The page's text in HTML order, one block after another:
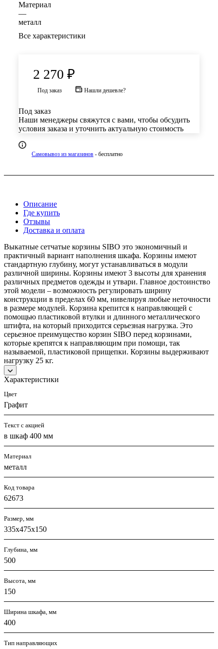
Материал
—
металл
Все характеристики
2 270 ₽
Под заказ Нашли дешевле?
Под заказ
Наши менеджеры свяжутся с вами, чтобы обсудить
условия заказа и уточнить актуальную стоимость
Самовывоз из магазинов - бесплатно
Описание
Где купить
Отзывы
Доставка и оплата
Выкатные сетчатые корзины SIBO это экономичный и
практичный вариант наполнения шкафа. Корзины имеют
стандартную глубину, могут устанавливаться в модули
различной ширины. Корзины имеют 3 высоты для хранения
различных предметов одежды и утвари. Главное достоинство
этой модели – возможность регулировать ширину
конструкции в пределах 60 мм, нивелируя любые неточности
в размере модулей. Корзина крепится к направляющей с
помощью пластиковой втулки и длинного металлического
штифта, на который приходится серьезная нагрузка. Это
серьезное преимущество корзин SIBO перед корзинами,
которые крепятся к направляющим при помощи, так
называемой, пластиковой прищепки. Корзины выдерживают
нагрузку 25 кг.
Характеристики
Цвет
Графит
Текст с акцией
в шкаф 400 мм
Материал
металл
Код товара
62673
Размер, мм
335х475х150
Глубина, мм
500
Высота, мм
150
Ширина шкафа, мм
400
Тип направляющих